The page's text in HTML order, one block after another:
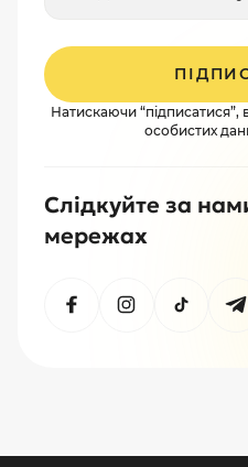
Натискаючи
особистих
Слідкуйте за
мережах